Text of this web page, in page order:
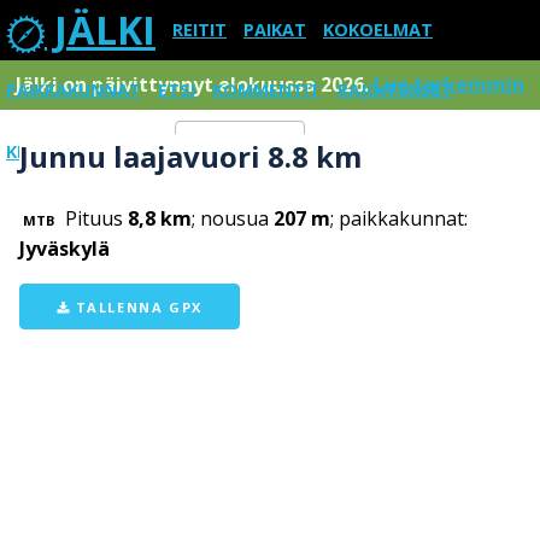
JÄLKI REITIT PAIKAT KOKOELMAT
PAIKKAKUNNAT ETSI KOMMENTIT RAJOITUKSET
KIRJAUDU SISÄÄN Menu
Jälki on päivittynnyt elokuussa 2026.Lue tarkemmin
Junnu laajavuori 8.8 km
MTB Pituus 8,8 km; nousua 207 m; paikkakunnat:
Jyväskylä
TALLENNA GPX